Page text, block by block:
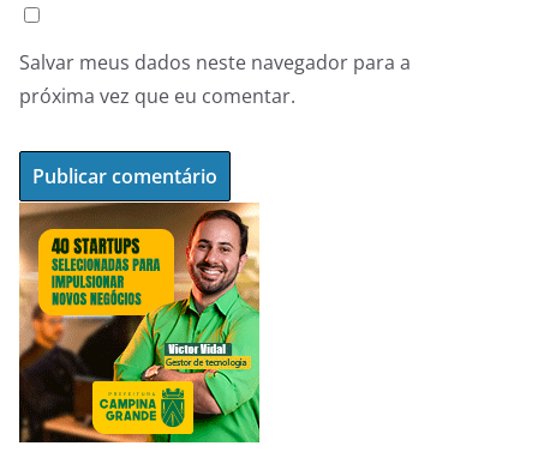
Salvar meus dados neste navegador para a
próxima vez que eu comentar.